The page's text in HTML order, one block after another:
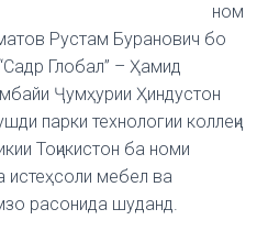
ном
Рустам Буранович бо
Глобал” – Ҳамид
Ҷумҳурии Ҳиндустон
парки технологии коллеҷи
Тоҷикистон ба номи
мебел ва
расонида шуданд.